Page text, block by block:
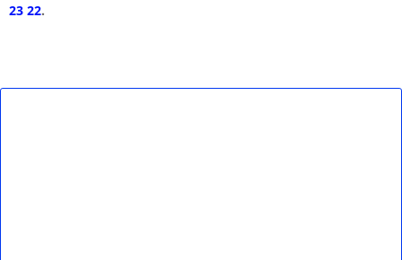
23 22.